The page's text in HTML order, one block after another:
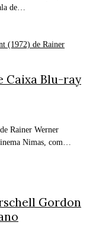
de…
Caixa Blu-ray
Rainer Werner
Nimas, com…
Gordon